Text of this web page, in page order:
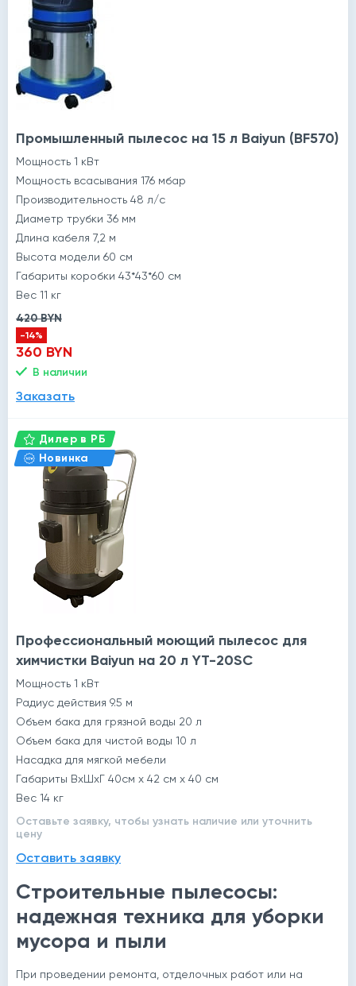
Промышленный пылесос на 15 л Baiyun (BF570)
Мощность 1 кВт
Мощность всасывания 176 мбар
Производительность 48 л/с
Диаметр трубки 36 мм
Длина кабеля 7,2 м
Высота модели 60 см
Габариты коробки 43*43*60 см
Вес 11 кг
420 BYN
-14%
360 BYN
В наличии
Заказать
Дилер в РБ
Новинка
Профессиональный моющий пылесос для
химчистки Baiyun на 20 л YT-20SC
Мощность 1 кВт
Радиус действия 9.5 м
Объем бака для грязной воды 20 л
Объем бака для чистой воды 10 л
Насадка для мягкой мебели
Габариты ВхШхГ 40см х 42 см х 40 см
Вес 14 кг
Оставьте заявку, чтобы узнать наличие или уточнить
цену
Оставить заявку
Строительные пылесосы:
надежная техника для уборки
мусора и пыли
При проведении ремонта, отделочных работ или на